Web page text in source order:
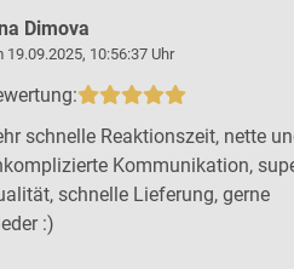
Dimova
19.09.2025, 10:56:37 Uhr
schnelle Reaktionszeit, nette
Kommunikation,
schnelle Lieferung, gerne
:)